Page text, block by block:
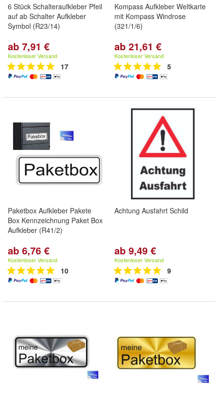
6 Stück Schalteraufkleber Pfeil
auf ab Schalter Aufkleber
Symbol (R23/14)
ab 7,91 €
Kostenloser Versand
17
Kompass Aufkleber Weltkarte
mit Kompass Windrose
(321/1/6)
ab 21,61 €
Kostenloser Versand
5
Paketbox Aufkleber Pakete
Box Kennzeichnung Paket Box
Aufkleber (R41/2)
ab 6,76 €
Kostenloser Versand
10
Achtung Ausfahrt Schild
ab 9,49 €
Kostenloser Versand
9